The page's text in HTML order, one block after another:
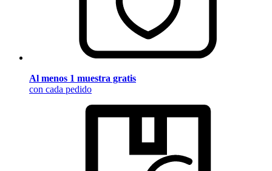
Al menos 1 muestra gratis
con cada pedido